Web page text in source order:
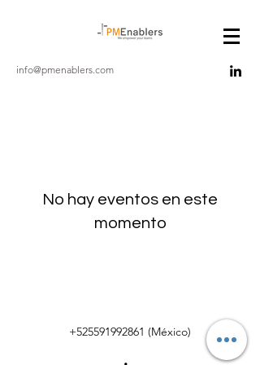
info@pmenablers.com
No hay eventos en este
momento
+525591992861 (México)